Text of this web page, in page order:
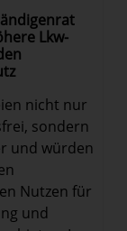
Lkw-
nicht nur
sondern
und würden
Nutzen für
und